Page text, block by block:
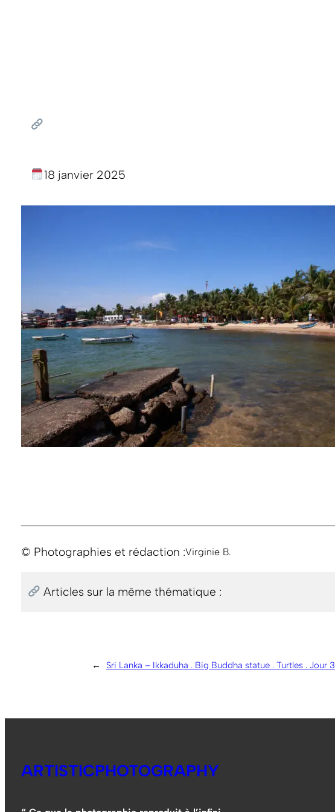
18 janvier 2025
© Photographies et rédaction :Virginie B.
Articles sur la même thématique :
← Sri Lanka – Ikkaduha . Big Buddha statue . Turtles . Jour 3
ARTISTICPHOTOGRAPHY